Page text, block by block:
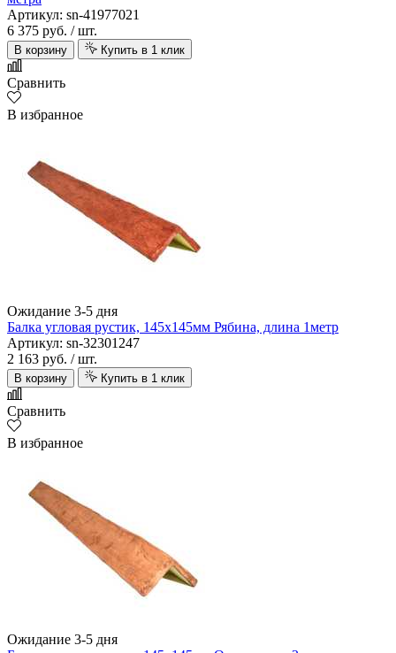
Артикул: sn-41977021
6 375 руб. / шт.
В корзину Купить в 1 клик
Сравнить
В избранное
Ожидание 3-5 дня
Балка угловая рустик, 145х145мм Рябина, длина 1метр
Артикул: sn-32301247
2 163 руб. / шт.
В корзину Купить в 1 клик
Сравнить
В избранное
Ожидание 3-5 дня